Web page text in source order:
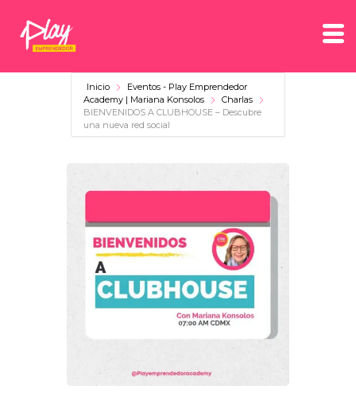
Inicio
Eventos - Play Emprendedor
Academy | Mariana Konsolos
Charlas
BIENVENIDOS A CLUBHOUSE – Descubre
una nueva red social